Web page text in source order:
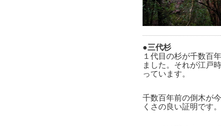
●三代杉
１代目の杉が千数百
ました。それが江戸
っています。
千数百年前の倒木が
くさの良い証明です。